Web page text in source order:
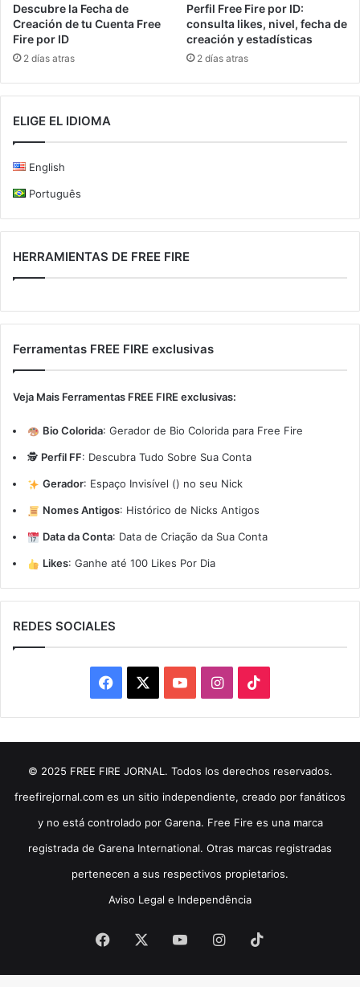
Descubre la Fecha de
Creación de tu Cuenta Free
Fire por ID
2 días atras
Perfil Free Fire por ID:
consulta likes, nivel, fecha de
creación y estadísticas
2 días atras
ELIGE EL IDIOMA
English
Português
HERRAMIENTAS DE FREE FIRE
Ferramentas FREE FIRE exclusivas
Veja Mais Ferramentas FREE FIRE exclusivas:
Bio Colorida: Gerador de Bio Colorida para Free Fire
🕵️ Perfil FF: Descubra Tudo Sobre Sua Conta
Gerador: Espaço Invisível (ㅤ) no seu Nick
Nomes Antigos: Histórico de Nicks Antigos
Data da Conta: Data de Criação da Sua Conta
Likes: Ganhe até 100 Likes Por Dia
REDES SOCIALES
Facebook YouTubeInstagram
© 2025 FREE FIRE JORNAL. Todos los derechos reservados.
freefirejornal.com es un sitio independiente, creado por fanáticos
y no está controlado por Garena. Free Fire es una marca
registrada de Garena International. Otras marcas registradas
pertenecen a sus respectivos propietarios.
Aviso Legal e Independência
Facebook YouTubeInstagram